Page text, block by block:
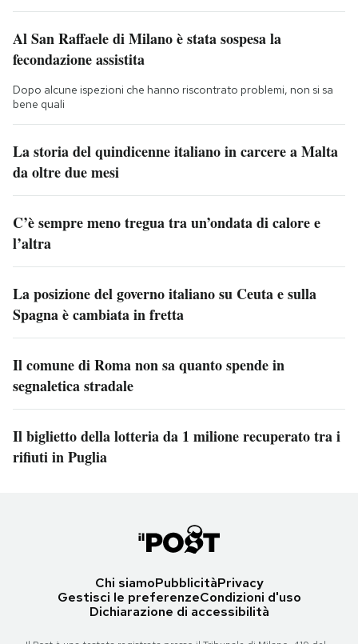
Al San Raffaele di Milano è stata sospesa la
fecondazione assistita
Dopo alcune ispezioni che hanno riscontrato problemi, non si sa
bene quali
La storia del quindicenne italiano in carcere a Malta
da oltre due mesi
C’è sempre meno tregua tra un’ondata di calore e
l’altra
La posizione del governo italiano su Ceuta e sulla
Spagna è cambiata in fretta
Il comune di Roma non sa quanto spende in
segnaletica stradale
Il biglietto della lotteria da 1 milione recuperato tra i
rifiuti in Puglia
Chi siamoPubblicitàPrivacy
Gestisci le preferenzeCondizioni d'uso
Dichiarazione di accessibilità